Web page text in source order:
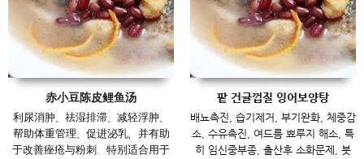
赤小豆陈皮鲤鱼汤
利尿消肿、祛湿排滞、减轻浮肿、
帮助体重管理、促进泌乳，并有助
于改善痤疮与粉刺。特别适合用于
팥 건귤껍질 잉어보양탕
배뇨촉진, 습기제거, 부기완화, 체중감
소, 수유촉진, 여드름 뾰루지 해소, 특
히 임신중부종, 출산후 소화문제, 붓